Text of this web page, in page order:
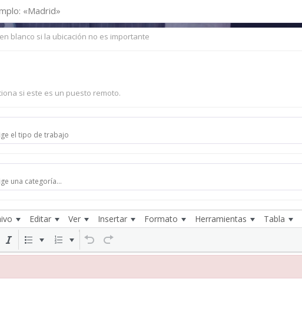
blanco si la ubicación no es importante
si este es un puesto remoto.
Editar Ver Insertar Formato Herramientas Tabla